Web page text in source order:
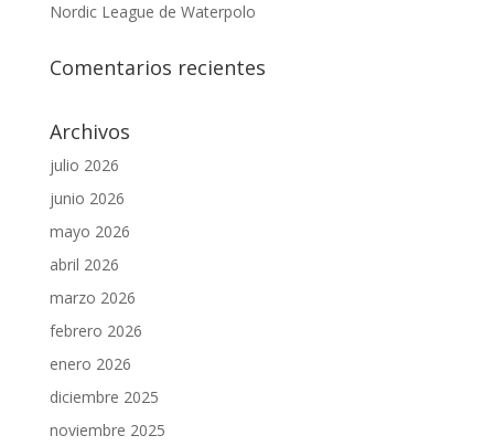
Nordic League de Waterpolo
Comentarios recientes
Archivos
julio 2026
junio 2026
mayo 2026
abril 2026
marzo 2026
febrero 2026
enero 2026
diciembre 2025
noviembre 2025